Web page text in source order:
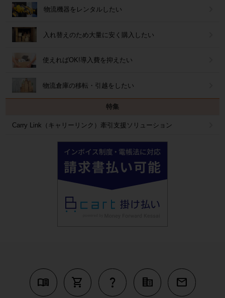
物流機器をレンタルしたい
入れ替えのため大量に安く購入したい
使えればOK!導入費を抑えたい
物流倉庫の移転・引越をしたい
特集
Carry Link（キャリーリンク）牽引支援ソリューション
menu_book shopping_cart question_mark corporate_fare mail